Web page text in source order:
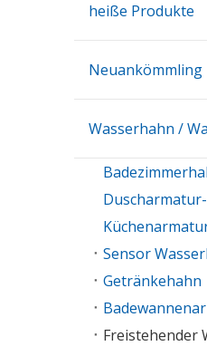
heiße Produkte
Neuankömmling
Wasserhahn /
Sensor
Getränkehahn
Freistehender